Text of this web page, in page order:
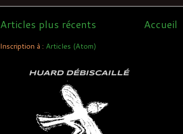
Articles plus récents Accueil
Inscription à : Articles (Atom)
HUARD DÉBISCAILLÉ